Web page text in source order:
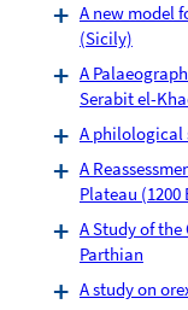
A new model
(Sicily)
A
Serabit el-
A philological
A
Plateau (1200
A Study of
Parthian
A study on